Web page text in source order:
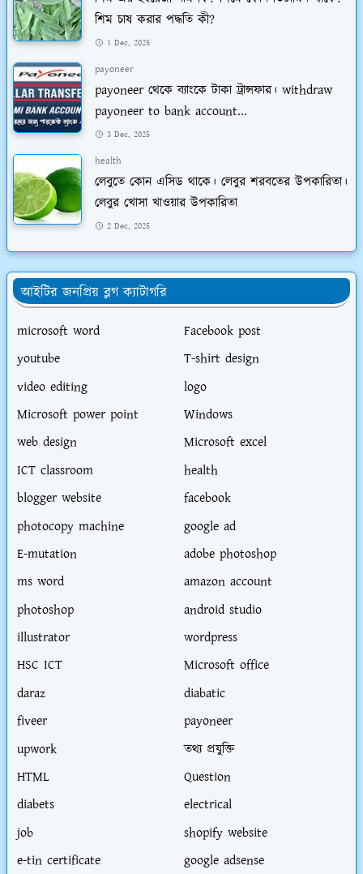
শিম চাষ করার পদ্ধতি কী?
1 Dec, 2025
payoneer
payoneer থেকে ব্যাংকে টাকা ট্রান্সফার। withdraw
payoneer to bank account...
3 Dec, 2025
health
লেবুতে কোন এসিড থাকে। লেবুর শরবতের উপকারিতা।
লেবুর খোসা খাওয়ার উপকারিতা
2 Dec, 2025
আইটির জনপ্রিয় ব্লগ ক্যাটাগরি
microsoft word
Facebook post
youtube
T-shirt design
video editing
logo
Microsoft power point
Windows
web design
Microsoft excel
ICT classroom
health
blogger website
facebook
photocopy machine
google ad
E-mutation
adobe photoshop
ms word
amazon account
photoshop
android studio
illustrator
wordpress
HSC ICT
Microsoft office
daraz
diabatic
fiveer
payoneer
upwork
তথ্য প্রযুক্তি
HTML
Question
diabets
electrical
job
shopify website
e-tin certificate
google adsense